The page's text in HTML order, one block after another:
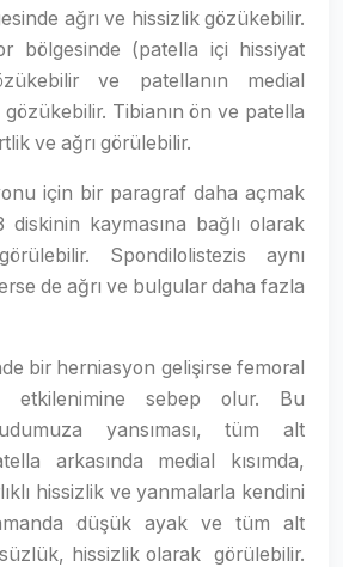
ağrı ve hissizlik gözükebilir.
bölgesinde (patella içi hissiyat
ve patellanın medial
gözükebilir. Tibianın ön ve patella
ve ağrı görülebilir.
için bir paragraf daha açmak
kaymasına bağlı olarak
Spondilolistezis aynı
de ağrı ve bulgular daha fazla
bir herniasyon gelişirse femoral
sebep olur. Bu
yansıması, tüm alt
arkasında medial kısımda,
hissizlik ve yanmalarla kendini
düşük ayak ve tüm alt
hissizlik olarak görülebilir.